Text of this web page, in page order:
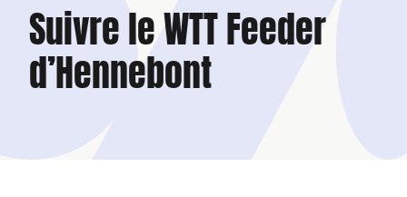
Suivre le WTT Feeder
d’Hennebont